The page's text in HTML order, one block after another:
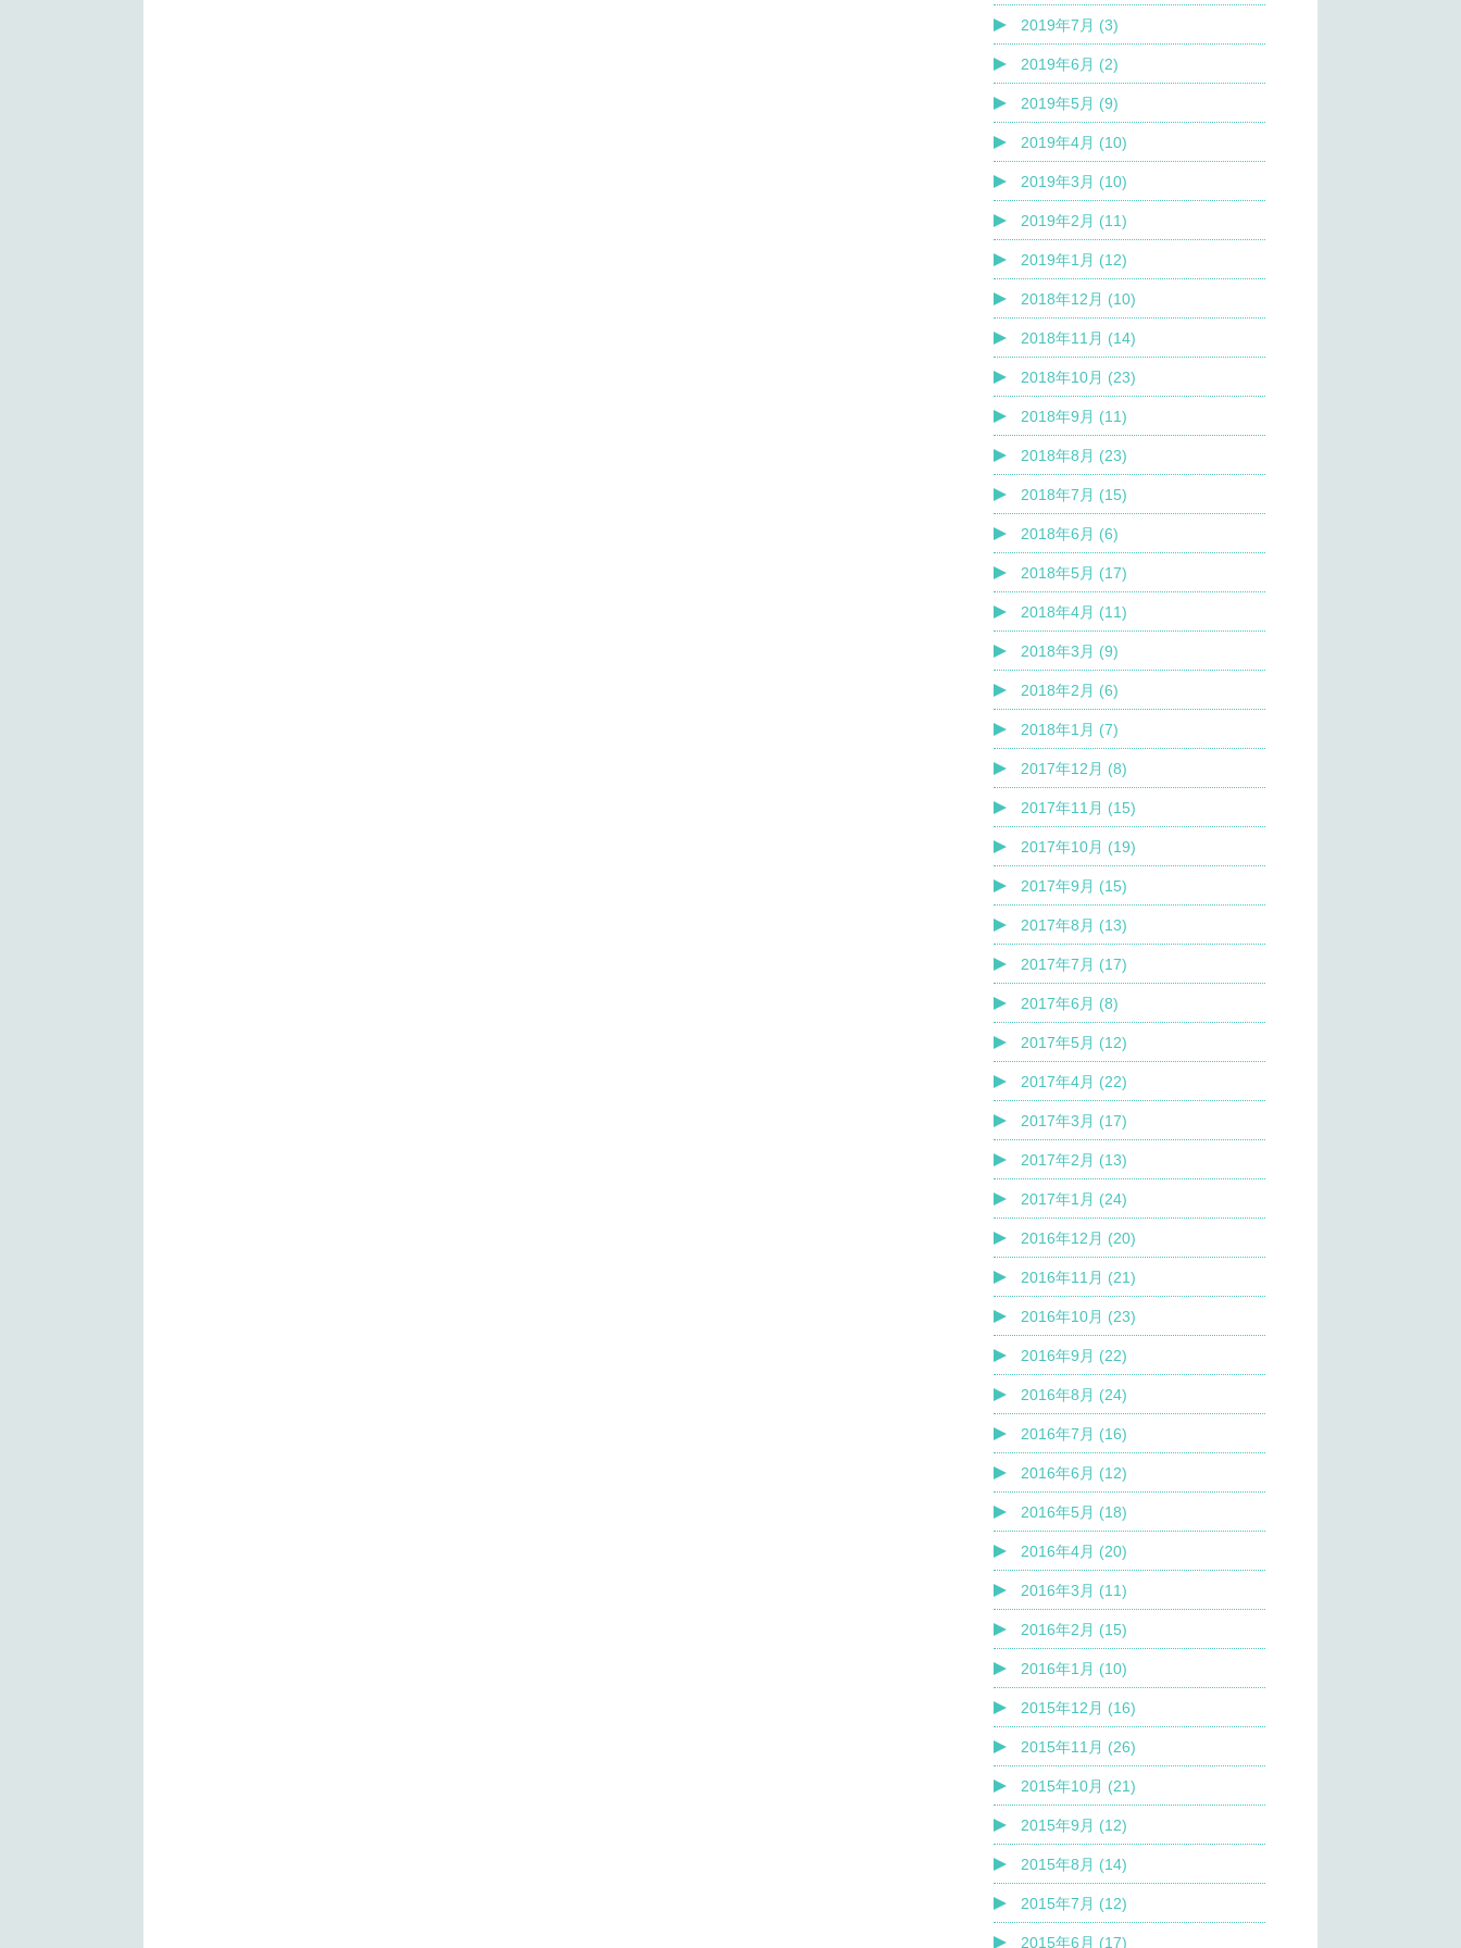
2019年7月 (3)
2019年6月 (2)
2019年5月 (9)
2019年4月 (10)
2019年3月 (10)
2019年2月 (11)
2019年1月 (12)
2018年12月 (10)
2018年11月 (14)
2018年10月 (23)
2018年9月 (11)
2018年8月 (23)
2018年7月 (15)
2018年6月 (6)
2018年5月 (17)
2018年4月 (11)
2018年3月 (9)
2018年2月 (6)
2018年1月 (7)
2017年12月 (8)
2017年11月 (15)
2017年10月 (19)
2017年9月 (15)
2017年8月 (13)
2017年7月 (17)
2017年6月 (8)
2017年5月 (12)
2017年4月 (22)
2017年3月 (17)
2017年2月 (13)
2017年1月 (24)
2016年12月 (20)
2016年11月 (21)
2016年10月 (23)
2016年9月 (22)
2016年8月 (24)
2016年7月 (16)
2016年6月 (12)
2016年5月 (18)
2016年4月 (20)
2016年3月 (11)
2016年2月 (15)
2016年1月 (10)
2015年12月 (16)
2015年11月 (26)
2015年10月 (21)
2015年9月 (12)
2015年8月 (14)
2015年7月 (12)
2015年6月 (17)